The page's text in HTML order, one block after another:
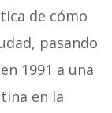
de cómo
pasando
1991 a una
en la